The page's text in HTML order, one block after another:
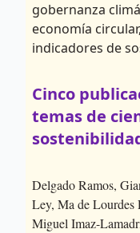
gobernanza
economía
indicadores de
Cinco
temas de
Delgado Ramos,
Ley, Ma de
Miguel Imaz-